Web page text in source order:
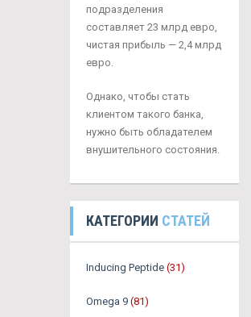
подразделения
составляет 23 млрд евро,
чистая прибыль — 2,4 млрд
евро.
Однако, чтобы стать
клиентом такого банка,
нужно быть обладателем
внушительного состояния.
КАТЕГОРИИ СТАТЕЙ
Inducing Peptide (31)
Omega 9 (81)